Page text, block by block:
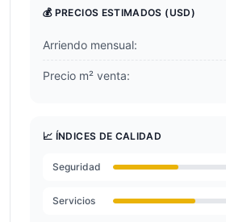
💰 PRECIOS ESTIMADOS (USD)
Arriendo mensual:
Precio m² venta:
📈 ÍNDICES DE CALIDAD
Seguridad
Servicios